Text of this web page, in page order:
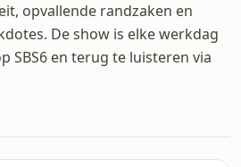
opvallende randzaken en
De show is elke werkdag
SBS6 en terug te luisteren via